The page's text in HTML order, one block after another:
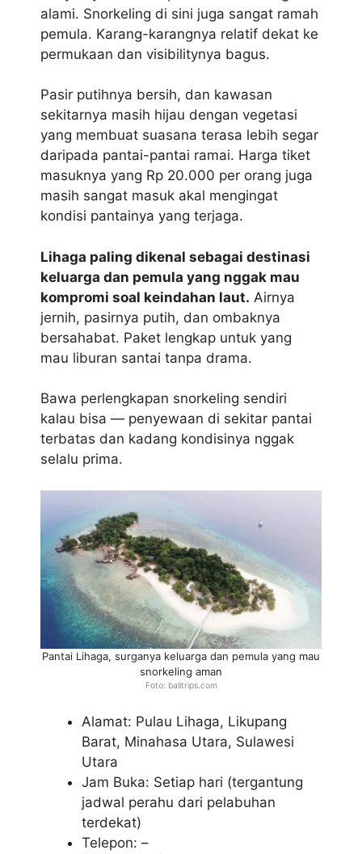
alami. Snorkeling di sini juga sangat ramah
pemula. Karang-karangnya relatif dekat ke
permukaan dan visibilitynya bagus.
Pasir putihnya bersih, dan kawasan
sekitarnya masih hijau dengan vegetasi
yang membuat suasana terasa lebih segar
daripada pantai-pantai ramai. Harga tiket
masuknya yang Rp 20.000 per orang juga
masih sangat masuk akal mengingat
kondisi pantainya yang terjaga.
Lihaga paling dikenal sebagai destinasi
keluarga dan pemula yang nggak mau
kompromi soal keindahan laut. Airnya
jernih, pasirnya putih, dan ombaknya
bersahabat. Paket lengkap untuk yang
mau liburan santai tanpa drama.
Bawa perlengkapan snorkeling sendiri
kalau bisa — penyewaan di sekitar pantai
terbatas dan kadang kondisinya nggak
selalu prima.
Pantai Lihaga, surganya keluarga dan pemula yang mau
snorkeling aman
Foto: balitrips.com
Alamat: Pulau Lihaga, Likupang
Barat, Minahasa Utara, Sulawesi
Utara
Jam Buka: Setiap hari (tergantung
jadwal perahu dari pelabuhan
terdekat)
Telepon: –